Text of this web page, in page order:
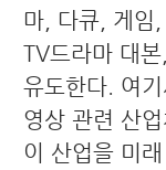
마, 다큐, 게임
TV드라마 대
유도한다. 여
영상 관련 산
이 산업을 미